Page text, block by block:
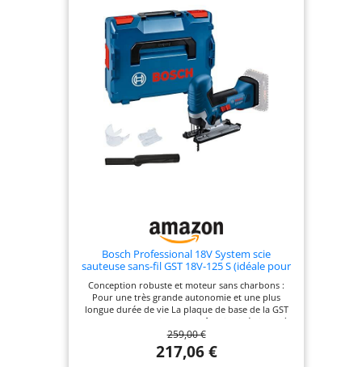
Bosch Professional 18V System scie
sauteuse sans-fil GST 18V-125 S (idéale pour
lame de scie sauteuse, set d’aspiration, dans
L-BOXX)
Conception robuste et moteur sans charbons :
Pour une très grande autonomie et une plus
longue durée de vie La plaque de base de la GST
18V-125 S Professional peut être inclinée jusqu’à
45° pour réaliser des coupes biaises Priorité à la
simplicité : Focus sur les fonctions essentielles
telles que porte-lame SDS, LED d’éclairage,
259,00 €
217,06 €